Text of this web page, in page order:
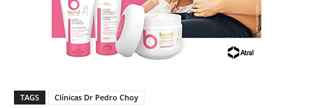
TAGS Clínicas Dr Pedro Choy